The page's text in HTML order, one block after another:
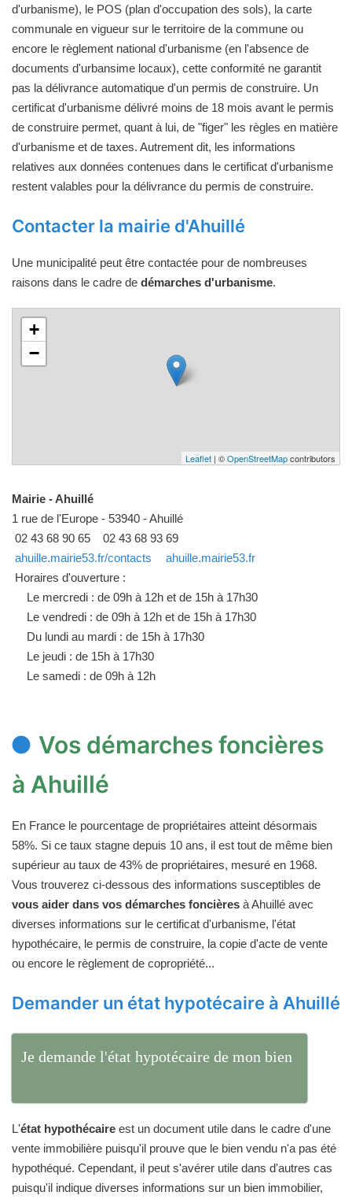
d'urbanisme), le POS (plan d'occupation des sols), la carte
communale en vigueur sur le territoire de la commune ou
encore le règlement national d'urbanisme (en l'absence de
documents d'urbansime locaux), cette conformité ne garantit
pas la délivrance automatique d'un permis de construire. Un
certificat d'urbanisme délivré moins de 18 mois avant le permis
de construire permet, quant à lui, de "figer" les règles en matière
d'urbanisme et de taxes. Autrement dit, les informations
relatives aux données contenues dans le certificat d'urbanisme
restent valables pour la délivrance du permis de construire.
Contacter la mairie d'Ahuillé
Une municipalité peut être contactée pour de nombreuses
raisons dans le cadre de démarches d'urbanisme.
+
−
Leaflet | ©OpenStreetMapcontributors
Mairie - Ahuillé
1 rue de l'Europe - 53940 - Ahuillé
02 43 68 90 65
02 43 68 93 69
ahuille.mairie53.fr/contacts
ahuille.mairie53.fr
Horaires d'ouverture :
Le mercredi : de 09h à 12h et de 15h à 17h30
Le vendredi : de 09h à 12h et de 15h à 17h30
Du lundi au mardi : de 15h à 17h30
Le jeudi : de 15h à 17h30
Le samedi : de 09h à 12h
Vos démarches foncières
à Ahuillé
En France le pourcentage de propriétaires atteint désormais
58%. Si ce taux stagne depuis 10 ans, il est tout de même bien
supérieur au taux de 43% de propriétaires, mesuré en 1968.
Vous trouverez ci-dessous des informations susceptibles de
vous aider dans vos démarches foncières à Ahuillé avec
diverses informations sur le certificat d'urbanisme, l'état
hypothécaire, le permis de construire, la copie d'acte de vente
ou encore le règlement de copropriété...
Demander un état hypotécaire à Ahuillé
Je demande l'état hypotécaire de mon bien
L'état hypothécaire est un document utile dans le cadre d'une
vente immobilière puisqu'il prouve que le bien vendu n'a pas été
hypothéqué. Cependant, il peut s'avérer utile dans d'autres cas
puisqu'il indique diverses informations sur un bien immobilier,